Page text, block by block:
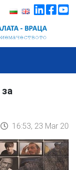
16:53, 23 Mar 20